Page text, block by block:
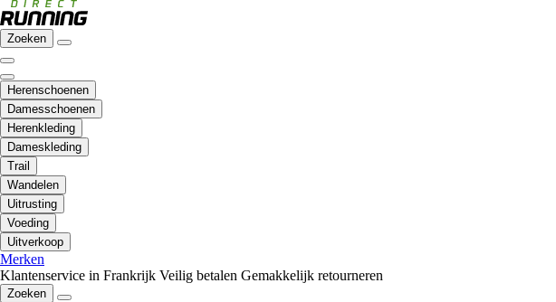
Zoeken
Herenschoenen
Damesschoenen
Herenkleding
Dameskleding
Trail
Wandelen
Uitrusting
Voeding
Uitverkoop
Merken
Klantenservice in Frankrijk Veilig betalen Gemakkelijk retourneren
Zoeken